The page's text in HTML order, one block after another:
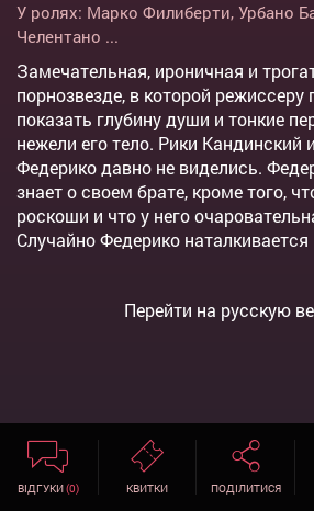
У ролях: Марко Филиберти, Урбано
Челентано ...
Замечательная, ироничная и
порнозвезде, в которой режиссеру
показать глубину души и тонкие
нежели его тело. Рики Кандинский
Федерико давно не виделись.
знает о своем брате, кроме того,
роскоши и что у него
Случайно Федерико
Перейти на русскую
ВІДГУКИ(0) КВИТКИ ПОДІЛИТИСЯ